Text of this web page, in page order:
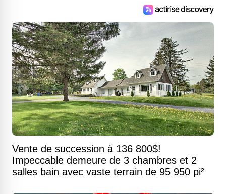
Vente de succession à 136 800$!
Impeccable demeure de 3 chambres et 2
salles bain avec vaste terrain de 95 950 pi²